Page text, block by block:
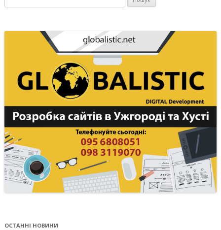
ОСТАННІ НОВИНИ